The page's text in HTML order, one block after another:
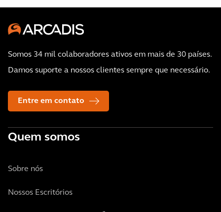
Somos 34 mil colaboradores ativos em mais de 30 países.
Damos suporte a nossos clientes sempre que necessário.
Entre em contato
Quem somos
Sobre nós
Nossos Escritórios